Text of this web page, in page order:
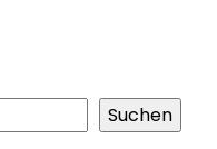
Suchen